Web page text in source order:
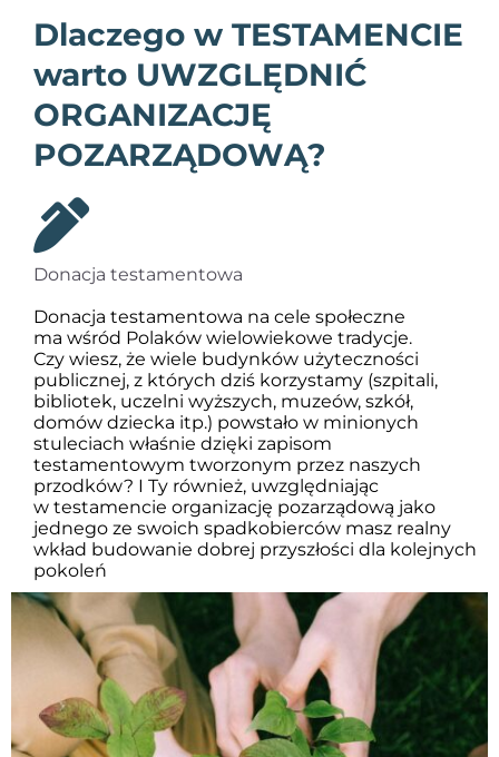
Dlaczego w TESTAMENCIE
warto UWZGLĘDNIĆ
ORGANIZACJĘ
POZARZĄDOWĄ?
Donacja testamentowa
Donacja testamentowa na cele społeczne
ma wśród Polaków wielowiekowe tradycje.
Czy wiesz, że wiele budynków użyteczności
publicznej, z których dziś korzystamy (szpitali,
bibliotek, uczelni wyższych, muzeów, szkół,
domów dziecka itp.) powstało w minionych
stuleciach właśnie dzięki zapisom
testamentowym tworzonym przez naszych
przodków? I Ty również, uwzględniając
w testamencie organizację pozarządową jako
jednego ze swoich spadkobierców masz realny
wkład budowanie dobrej przyszłości dla kolejnych
pokoleń